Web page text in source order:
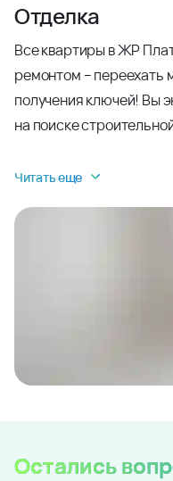
Отделка
Все квартиры в ЖР
ремонтом – переехать
получения ключей! Вы
на поиске
Читать еще
Остались